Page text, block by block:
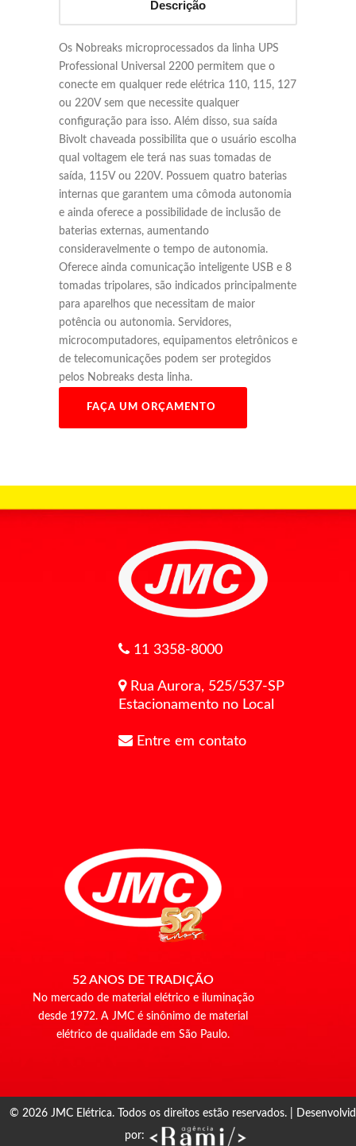
Descrição
Os Nobreaks microprocessados da linha UPS
Professional Universal 2200 permitem que o
conecte em qualquer rede elétrica 110, 115, 127
ou 220V sem que necessite qualquer
configuração para isso. Além disso, sua saída
Bivolt chaveada possibilita que o usuário escolha
qual voltagem ele terá nas suas tomadas de
saída, 115V ou 220V. Possuem quatro baterias
internas que garantem uma cômoda autonomia
e ainda oferece a possibilidade de inclusão de
baterias externas, aumentando
consideravelmente o tempo de autonomia.
Oferece ainda comunicação inteligente USB e 8
tomadas tripolares, são indicados principalmente
para aparelhos que necessitam de maior
potência ou autonomia. Servidores,
microcomputadores, equipamentos eletrônicos e
de telecomunicações podem ser protegidos
pelos Nobreaks desta linha.
FAÇA UM ORÇAMENTO
11 3358-8000
Rua Aurora, 525/537-SP
Estacionamento no Local
Entre em contato
52 ANOS DE TRADIÇÃO
No mercado de material elétrico e iluminação
desde 1972. A JMC é sinônimo de material
elétrico de qualidade em São Paulo.
© 2026 JMC Elétrica. Todos os direitos estão reservados. |
por: